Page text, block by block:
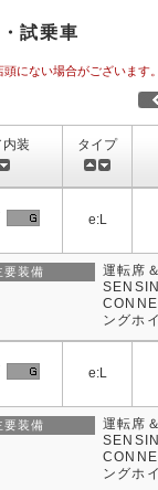
試乗車
にない場合がございます
内装 タイプ
e:L
要装備
運転席
ングホ
e:L
要装備
運転席
ングホ